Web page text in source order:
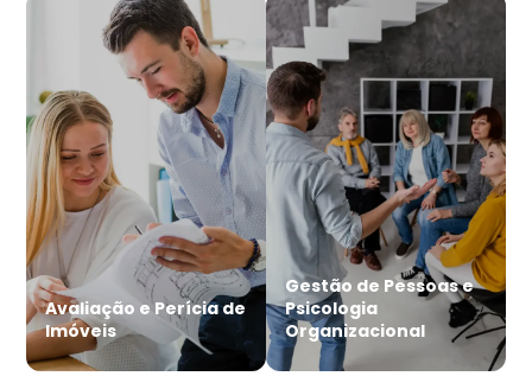
Avaliação e Perícia de
Imóveis
Gestão de Pessoas e
Psicologia
Organizacional